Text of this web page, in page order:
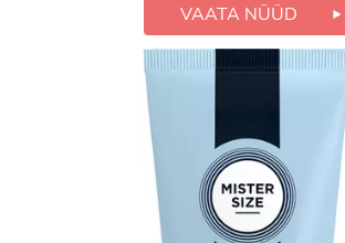
VAATA NÜÜD